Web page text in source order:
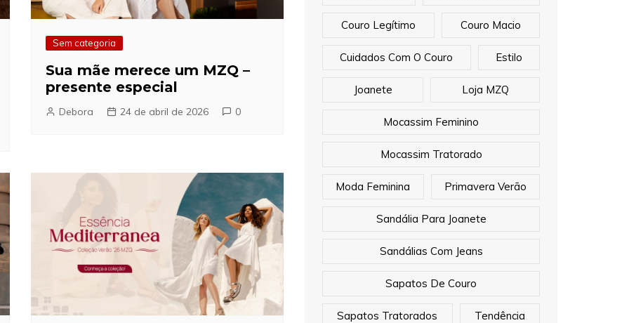
Sem categoria
Sua mãe merece um MZQ –
presente especial
Debora 24 de abril de 2026 0
Couro Legítimo Couro Macio
Cuidados Com O Couro Estilo
Joanete Loja MZQ
Mocassim Feminino
Mocassim Tratorado
Moda Feminina Primavera Verão
Sandália Para Joanete
Sandálias Com Jeans
Sapatos De Couro
Sapatos Tratorados Tendência